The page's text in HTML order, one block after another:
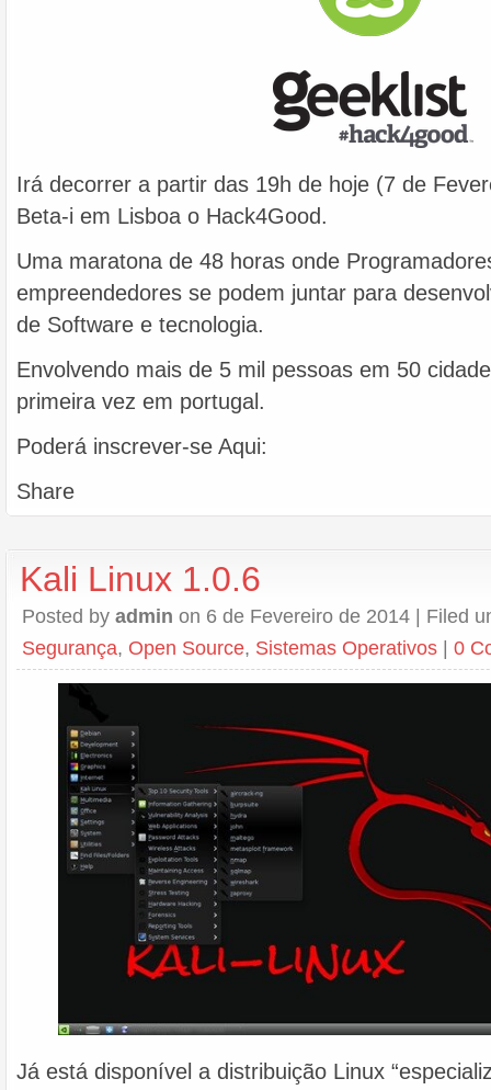
Irá decorrer a partir das 19h de hoje (7 de
Beta-i em Lisboa o Hack4Good.
Uma maratona de 48 horas onde
empreendedores se podem juntar para
de Software e tecnologia.
Envolvendo mais de 5 mil pessoas em 50
primeira vez em portugal.
Poderá inscrever-se Aqui:
Share
Kali Linux 1.0.6
Posted by admin on 6 de Fevereiro de 2014 | Filed
Segurança, Open Source, Sistemas Operativos | 0
Já está disponível a distribuição Linux